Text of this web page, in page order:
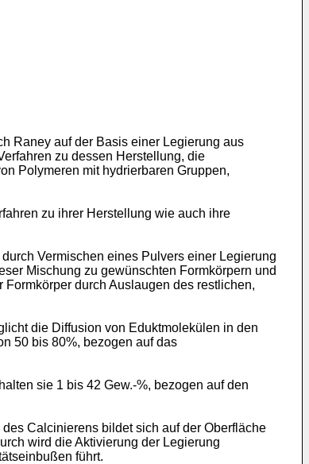
Raney auf der Basis einer Legierung aus
zu dessen Herstellung, die
Polymeren mit hydrierbaren Gruppen,
zu ihrer Herstellung wie auch ihre
Vermischen eines Pulvers einer Legierung
Mischung zu gewünschten Formkörpern und
durch Auslaugen des restlichen,
die Diffusion von Eduktmolekülen in den
50 bis 80%, bezogen auf das
sie 1 bis 42 Gew.-%, bezogen auf den
Calcinierens bildet sich auf der Oberfläche
wird die Aktivierung der Legierung
führt.